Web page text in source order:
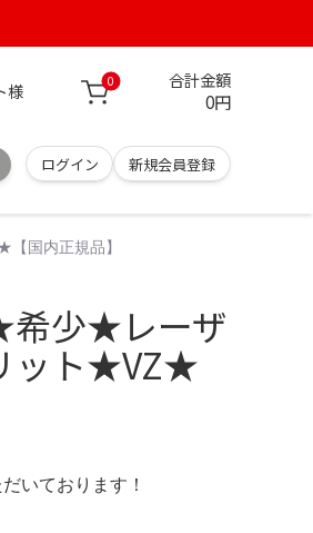
様 0 合計金額
0円
ログイン 新規会員登録
国内正規品】
少★レーザ
ット★VZ★
いております！